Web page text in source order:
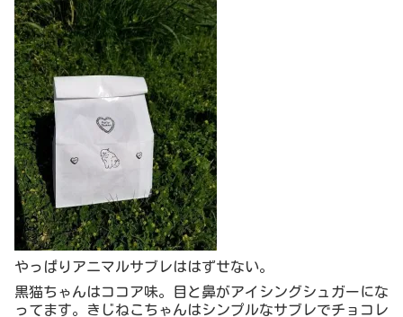
やっぱりアニマルサブレははずせない。
黒猫ちゃんはココア味。目と鼻がアイシングシュガーにな
ってます。きじねこちゃんはシンプルなサブレでチョコレ